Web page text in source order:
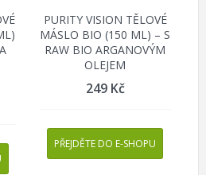
PURITY VISION TĚLOVÉ
MÁSLO BIO (150 ML) – S
RAW BIO ARGANOVÝM
OLEJEM
249 Kč
PŘEJDĚTE DO E-SHOPU